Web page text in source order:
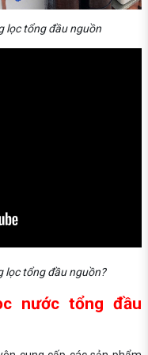
lọc tổng đầu nguồn
lọc tổng đầu nguồn?
nước tổng đầu